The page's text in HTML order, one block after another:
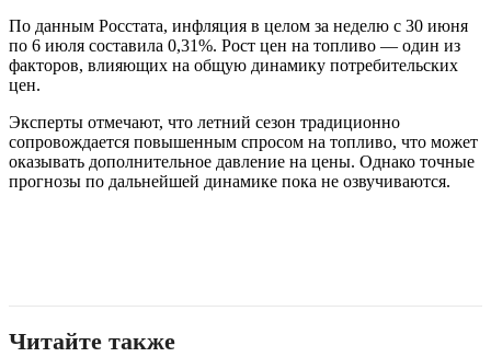
По данным Росстата, инфляция в целом за неделю с 30 июня
по 6 июля составила 0,31%. Рост цен на топливо — один из
факторов, влияющих на общую динамику потребительских
цен.
Эксперты отмечают, что летний сезон традиционно
сопровождается повышенным спросом на топливо, что может
оказывать дополнительное давление на цены. Однако точные
прогнозы по дальнейшей динамике пока не озвучиваются.
Читайте также